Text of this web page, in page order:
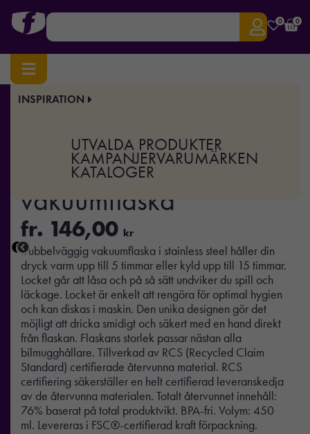
0 0
INSPIRATION
UTVALDA PRODUKTER
KAMPANJERVARUMÄRKEN
KATALOGER
Hem/Drinkware/ Vattenflaskor
RCS Re-steel easy lock
vakuumflaska
fr. 146,00 kr
Dubbelväggig vakuumflaska i stainless steel håller din
dryck varm upp till 5 timmar eller kyld upp till 15 timmar.
Locket går att låsa och på så sätt undviker du spill och
läckage. Locket är enkelt att rengöra för optimal hygien
och kan diskas i maskin. Den unika designen gör det
möjligt att dricka smidigt och säkert med en hand direkt
från flaskan. Flaskans storlek passar nästan alla
bilmugghållare. Tillverkad av RCS (Recycled Claim
Standard) certifierade återvunna material. RCS
certifiering säkerställer en helt certifierad leveranskedja
av de återvunna materialen. Totalt återvunnet innehåll:
76% baserat på total produktvikt. BPA-fri. Volym: 450
ml. Levereras i FSC®-certifierad kraft förpackning.